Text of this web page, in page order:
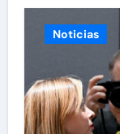
Noticias